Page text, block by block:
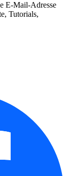
E-Mail-Adresse
Tutorials,